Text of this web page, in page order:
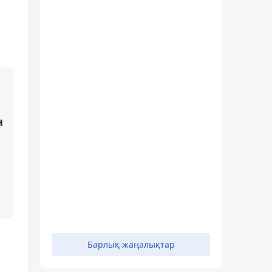
Барлық жаңалықтар